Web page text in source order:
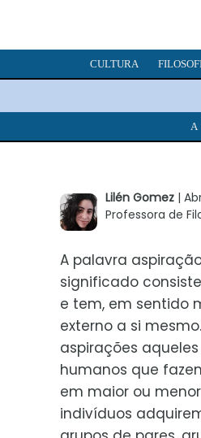
CULTURA
A
Lilén Gomez|
Professora de
A palavra
significado
e tem, em sentido
externo a si
aspirações
humanos que
em maior ou
indivíduos